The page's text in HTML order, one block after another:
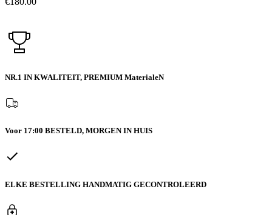
NR.1 IN KWALITEIT, PREMIUM MaterialeN
Voor 17:00 BESTELD, MORGEN IN HUIS
ELKE BESTELLING HANDMATIG GECONTROLEERD